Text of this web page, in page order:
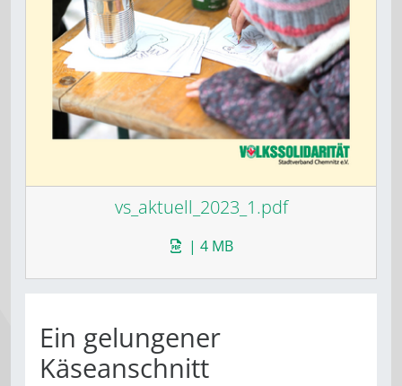
vs_aktuell_2023_1.pdf
| 4 MB
Ein gelungener
Käseanschnitt